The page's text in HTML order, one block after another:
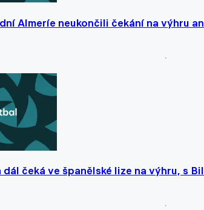
Almeríe neukončili čekání na výhru
čeká ve španělské lize na výhru, s